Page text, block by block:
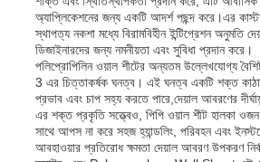
অ্যাপ্লিকেশনের জন্য একটি আদর্শ পছন্দ করে।এর
স্থাপত্য নকশা মধ্যে বিরামবিহীন ইন্টিগ্রেশন অনুমতি
ডিজাইনারদের জন্য নমনীয়তা এবং সুবিধা প্রদান করে।
পলিপ্রোপিলিন ওয়াল শীটের অন্যতম উল্লেখযোগ্য
3 এর চিত্তাকর্ষক ঘনত্ব। এই ঘনত্ব একটি শক্ত
প্রভাব এবং চাপ সহ্য করতে পারে,দেয়াল আবরণের
এর শক্ত প্রকৃতি সত্ত্বেও, পিপি ওয়াল শীট হালকা ওজন
সাথে আপস না করে সহজ হ্যান্ডলিং, পরিবহন এবং
আবহাওয়ার প্রতিরোধ ক্ষমতা দেয়াল আবরণ উপকরণ